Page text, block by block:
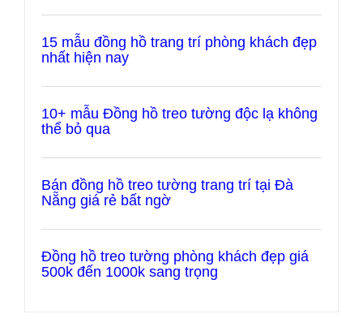
15 mẫu đồng hồ trang trí phòng khách đẹp
nhất hiện nay
10+ mẫu Đồng hồ treo tường độc lạ không
thể bỏ qua
Bán đồng hồ treo tường trang trí tại Đà
Nẵng giá rẻ bất ngờ
Đồng hồ treo tường phòng khách đẹp giá
500k đến 1000k sang trọng